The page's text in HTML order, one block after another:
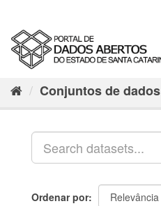
Conjuntos de dados
Ordenar por